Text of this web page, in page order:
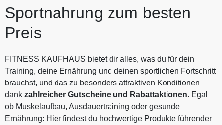
Sportnahrung zum besten
Preis
FITNESS KAUFHAUS bietet dir alles, was du für dein
Training, deine Ernährung und deinen sportlichen Fortschritt
brauchst, und das zu besonders attraktiven Konditionen
dank zahlreicher Gutscheine und Rabattaktionen. Egal
ob Muskelaufbau, Ausdauertraining oder gesunde
Ernährung: Hier findest du hochwertige Produkte führender